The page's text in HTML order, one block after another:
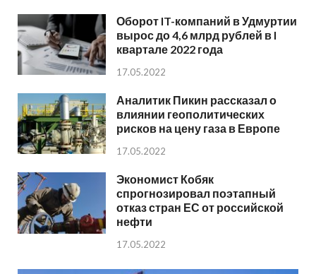
Оборот IT-компаний в Удмуртии
вырос до 4,6 млрд рублей в I
квартале 2022 года
17.05.2022
Аналитик Пикин рассказал о
влиянии геополитических
рисков на цену газа в Европе
17.05.2022
Экономист Кобяк
спрогнозировал поэтапный
отказ стран ЕС от российской
нефти
17.05.2022